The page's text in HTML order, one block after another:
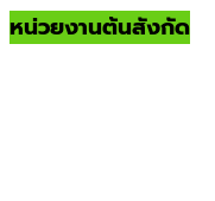
หน่วยงานต้นสังกัด